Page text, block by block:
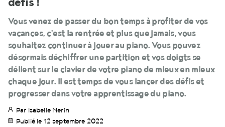
Vous venez de passer du bon temps à profiter de vos
vacances, c’est la rentrée et plus que jamais, vous
souhaitez continuer à jouer au piano. Vous pouvez
désormais déchiffrer une partition et vos doigts se
délient sur le clavier de votre piano de mieux en mieux
chaque jour. Il est temps de vous lancer des défis et
progresser dans votre apprentissage du piano.
Par Isabelle Nerin
Publié le 12 septembre 2022